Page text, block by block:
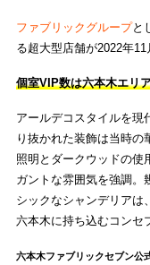
ファブリックグループと
る超大型店舗が2022年11
個室VIP数は六本木エリ
アールデコスタイルを現
り抜かれた装飾は当時の
照明とダークウッドの使
ガントな雰囲気を強調。
シックなシャンデリアは
六本木に持ち込むコンセ
六本木ファブリックセブン公